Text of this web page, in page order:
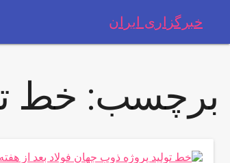
خبرگزاری ایران
برچسب: خط